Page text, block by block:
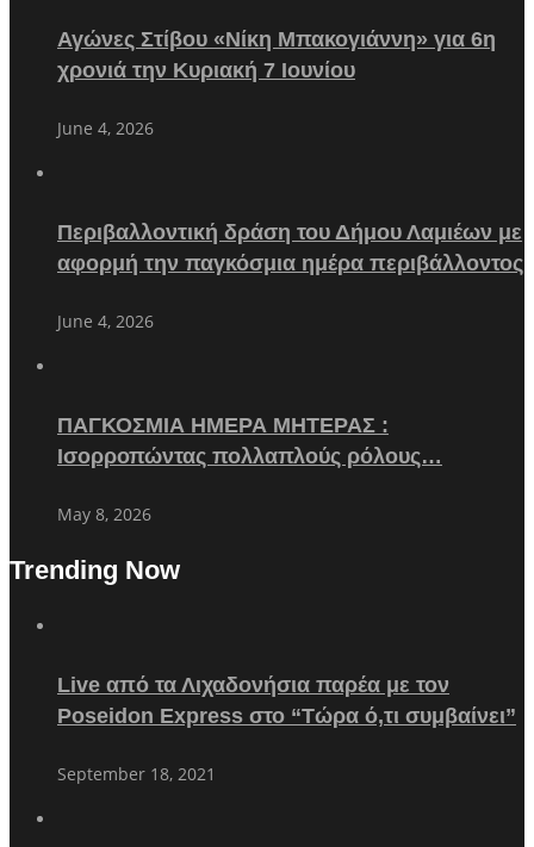
Αγώνες Στίβου «Νίκη Μπακογιάννη» για 6η
χρονιά την Κυριακή 7 Ιουνίου
June 4, 2026
Περιβαλλοντική δράση του Δήμου Λαμιέων με
αφορμή την παγκόσμια ημέρα περιβάλλοντος
June 4, 2026
ΠΑΓΚΟΣΜΙΑ ΗΜΕΡΑ ΜΗΤΕΡΑΣ :
Ισορροπώντας πολλαπλούς ρόλους…
May 8, 2026
Trending Now
Live από τα Λιχαδονήσια παρέα με τον
Poseidon Express στο “Τώρα ό,τι συμβαίνει”
September 18, 2021